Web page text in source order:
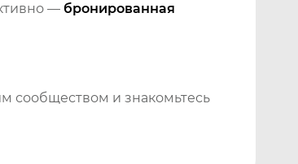
— бронированная
сообществом и знакомьтесь